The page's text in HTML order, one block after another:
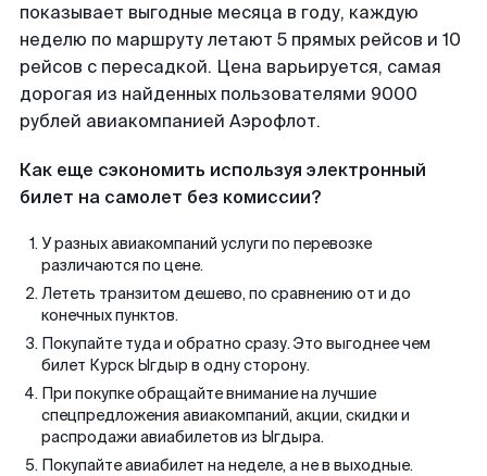
показывает выгодные месяца в году, каждую
неделю по маршруту летают 5 прямых рейсов и 10
рейсов с пересадкой. Цена варьируется, самая
дорогая из найденных пользователями 9000
рублей авиакомпанией Аэрофлот.
Как еще сэкономить используя электронный
билет на самолет без комиссии?
У разных авиакомпаний услуги по перевозке
различаются по цене.
Лететь транзитом дешево, по сравнению от и до
конечных пунктов.
Покупайте туда и обратно сразу. Это выгоднее чем
билет Курск Ыгдыр в одну сторону.
При покупке обращайте внимание на лучшие
спецпредложения авиакомпаний, акции, скидки и
распродажи авиабилетов из Ыгдыра.
Покупайте авиабилет на неделе, а не в выходные.